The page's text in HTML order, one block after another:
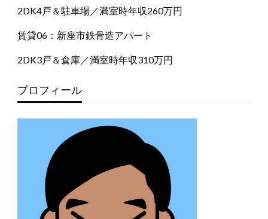
2DK4戸＆駐車場／満室時年収260万円
賃貸06：新座市鉄骨造アパート
2DK3戸＆倉庫／満室時年収310万円
プロフィール